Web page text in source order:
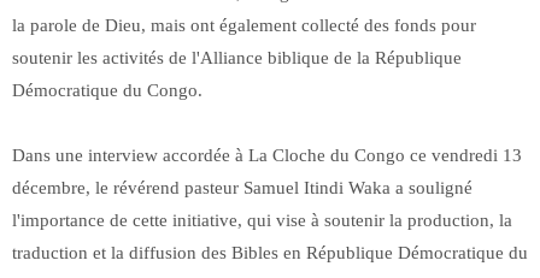
la parole de Dieu, mais ont également collecté des fonds pour
soutenir les activités de l'Alliance biblique de la République
Démocratique du Congo.
Dans une interview accordée à La Cloche du Congo ce vendredi 13
décembre, le révérend pasteur Samuel Itindi Waka a souligné
l'importance de cette initiative, qui vise à soutenir la production, la
traduction et la diffusion des Bibles en République Démocratique du